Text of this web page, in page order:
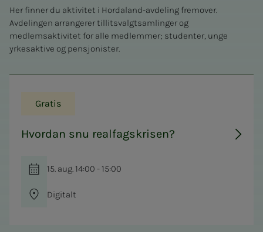
Her finner du aktivitet i Hordaland-avdeling fremover.
Avdelingen arrangerer tillitsvalgtsamlinger og
medlemsaktivitet for alle medlemmer; studenter, unge
yrkesaktive og pensjonister.
Gratis
Hvordan snu realfagskrisen?
15. aug. 14:00 - 15:00
Digitalt